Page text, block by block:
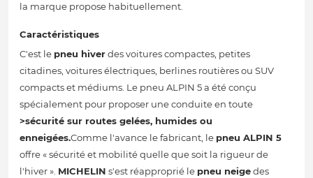
la marque propose habituellement.
Caractéristiques
C'est le pneu hiverdes voitures compactes, petites
citadines, voitures électriques, berlines routières ou SUV
compacts et médiums. Le pneu ALPIN 5 a été conçu
spécialement pour proposer une conduite en toute
>sécurité sur routes gelées, humides ou
enneigées.Comme l'avance le fabricant, le pneu ALPIN 5
offre « sécurité et mobilité quelle que soit la rigueur de
l'hiver ». MICHELIN s'est réapproprié le pneu neigedes